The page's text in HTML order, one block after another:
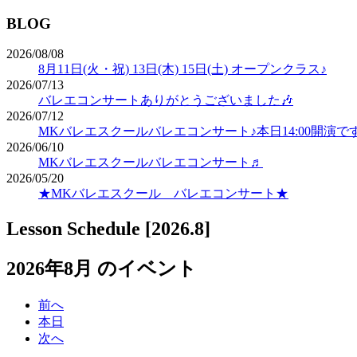
BLOG
2026/08/08
8月11日(火・祝) 13日(木) 15日(土) オープンクラス♪
2026/07/13
バレエコンサートありがとうございました🎶
2026/07/12
MKバレエスクールバレエコンサート♪本日14:00開演で
2026/06/10
MKバレエスクールバレエコンサート♬
2026/05/20
★MKバレエスクール バレエコンサート★
Lesson Schedule [2026.8]
2026年8月 のイベント
前へ
本日
次へ